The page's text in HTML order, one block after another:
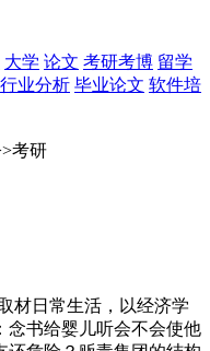
大学 论文 考研考博 留学
行业分析 毕业论文 软件培
考研
材日常生活，以经济学
念书给婴儿听会不会使他